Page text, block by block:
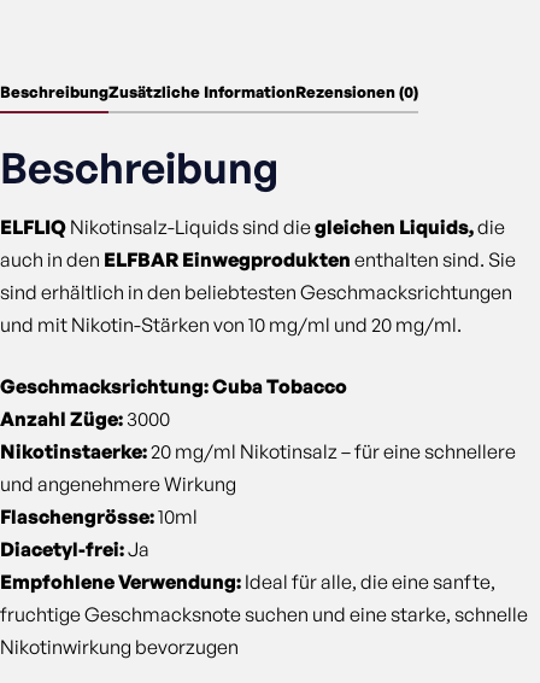
BeschreibungZusätzliche InformationRezensionen (0)
Beschreibung
ELFLIQ Nikotinsalz-Liquids sind diegleichen Liquids,die
auch in den ELFBAR Einwegprodukten enthalten sind. Sie
sind erhältlich in den beliebtesten Geschmacksrichtungen
und mit Nikotin-Stärken von 10 mg/ml und 20 mg/ml.
Geschmacksrichtung: Cuba Tobacco
Anzahl Züge: 3000
Nikotinstaerke:20 mg/ml Nikotinsalz – für eine schnellere
und angenehmere Wirkung
Flaschengrösse:10ml
Diacetyl-frei:Ja
Empfohlene Verwendung: Ideal für alle, die eine sanfte,
fruchtige Geschmacksnote suchen und eine starke, schnelle
Nikotinwirkung bevorzugen